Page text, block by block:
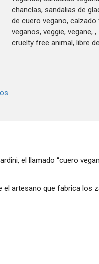
chanclas, sandalias de
de cuero vegano,
veganos, veggie, vegane,
cruelty free animal, libre
el llamado “cuero
el artesano que fabrica los